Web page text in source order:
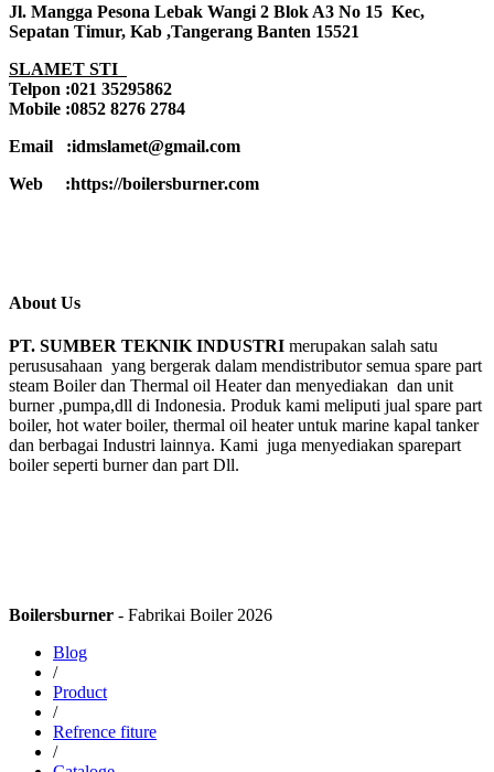
Jl. Mangga Pesona Lebak Wangi 2 Blok A3 No 15 Kec,
Sepatan Timur, Kab ,Tangerang Banten 15521
SLAMET STI
Telpon :021 35295862
Mobile :0852 8276 2784
Email :idmslamet@gmail.com
Web :https://boilersburner.com
About Us
PT. SUMBER TEKNIK INDUSTRI merupakan salah satu
perususahaan yang bergerak dalam mendistributor semua spare part
steam Boiler dan Thermal oil Heater dan menyediakan dan unit
burner ,pumpa,dll di Indonesia. Produk kami meliputi jual spare part
boiler, hot water boiler, thermal oil heater untuk marine kapal tanker
dan berbagai Industri lainnya. Kami juga menyediakan sparepart
boiler seperti burner dan part Dll.
Boilersburner - Fabrikai Boiler 2026
Blog
/
Product
/
Refrence fiture
/